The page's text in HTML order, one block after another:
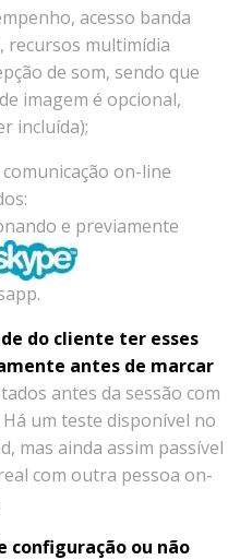
acesso banda
recursos multimídia
de som, sendo que
imagem é opcional,
incluída);
on-line
e previamente
do cliente ter esses
antes de marcar
antes da sessão com
um teste disponível no
mas ainda assim passível
com outra pessoa on-
configuração ou não